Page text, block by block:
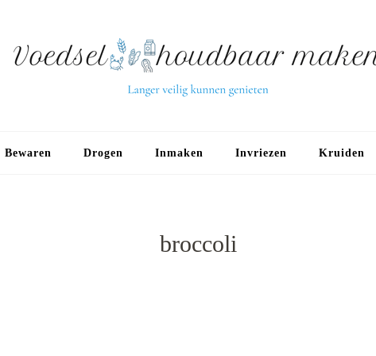
Bewaren Drogen Inmaken Invriezen Kruiden
broccoli